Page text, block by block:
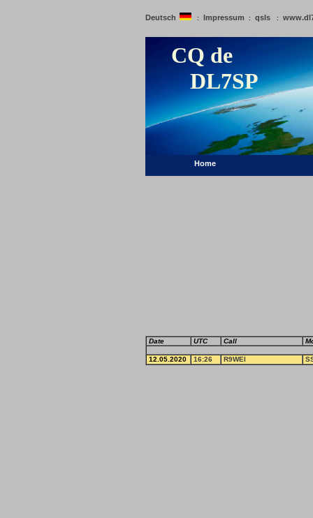
Deutsch : Impressum : qsls :
CQ de
DL7SP
Home
Date UTC Call
12.05.2020 16:26 R9WEI